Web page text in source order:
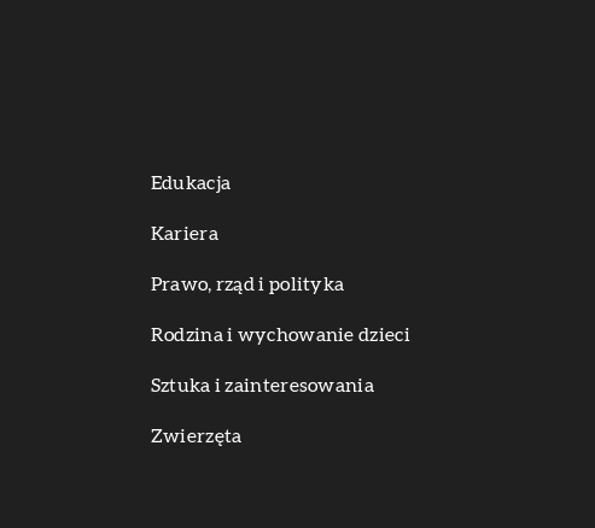
Edukacja
Kariera
Prawo, rząd i polityka
Rodzina i wychowanie dzieci
Sztuka i zainteresowania
Zwierzęta